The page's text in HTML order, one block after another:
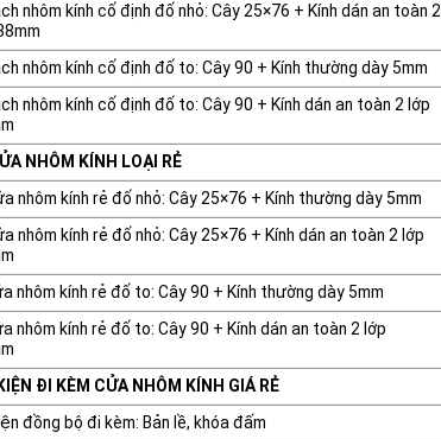
nhôm kính cố định đố nhỏ: Cây 25×76 + Kính dán an toàn 2
nhôm kính cố định đố to: Cây 90 + Kính thường dày 5mm
nhôm kính cố định đố to: Cây 90 + Kính dán an toàn 2 lớp
NHÔM KÍNH LOẠI RẺ
nhôm kính rẻ đố nhỏ: Cây 25×76 + Kính thường dày 5mm
nhôm kính rẻ đố nhỏ: Cây 25×76 + Kính dán an toàn 2 lớp
nhôm kính rẻ đố to: Cây 90 + Kính thường dày 5mm
nhôm kính rẻ đố to: Cây 90 + Kính dán an toàn 2 lớp
ĐI KÈM CỬA NHÔM KÍNH GIÁ RẺ
đồng bộ đi kèm: Bản lề, khóa đấm